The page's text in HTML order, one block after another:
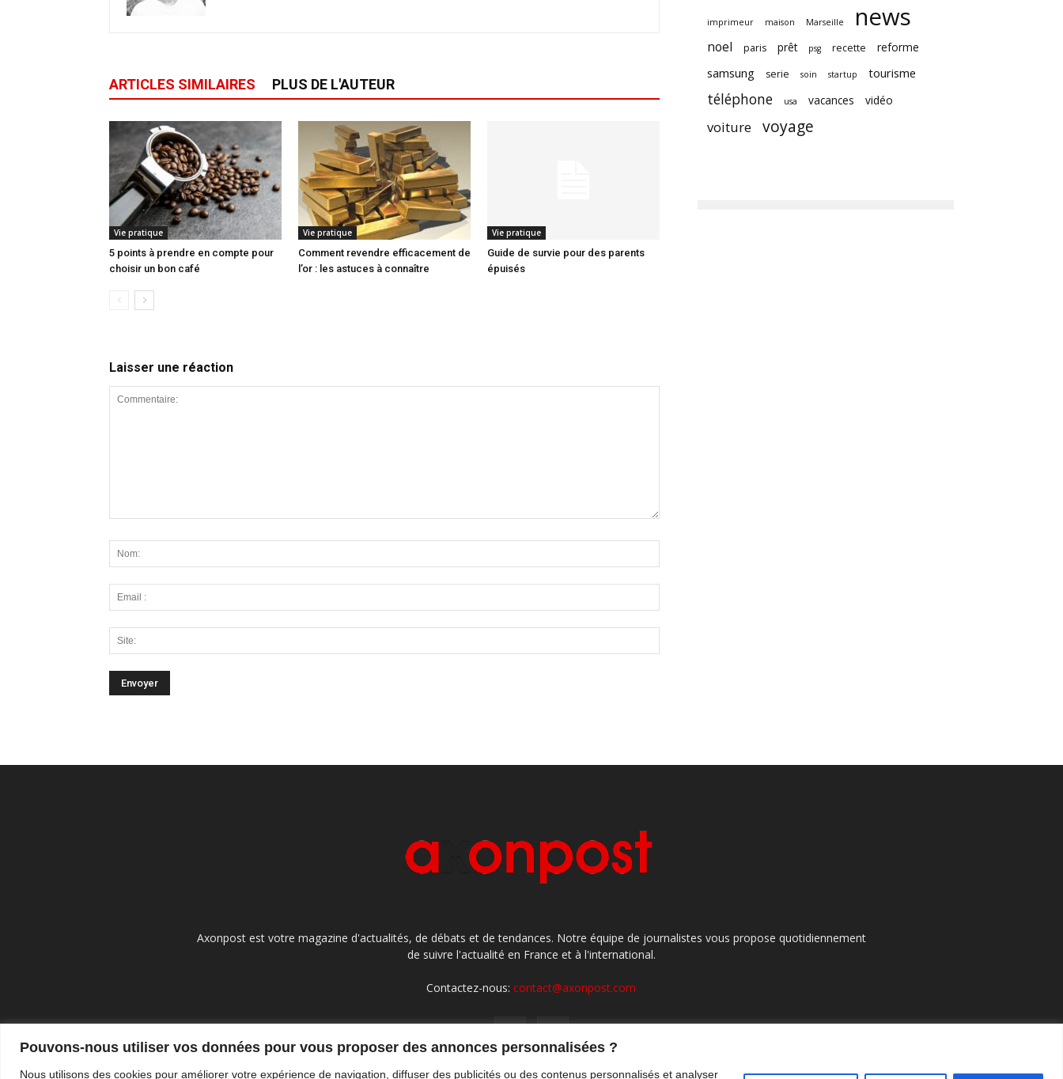
Pouvons-nous utiliser vos données pour vous proposer des annonces personnalisées ?
Nous utilisons des cookies pour améliorer votre expérience de navigation, diffuser des publicités ou des contenus personnalisés et analyser
ARTICLES SIMILAIRES PLUS DE L'AUTEUR
Vie pratique
5 points à prendre en compte pour
choisir un bon café
Vie pratique
Comment revendre efficacement de
l’or : les astuces à connaître
Vie pratique
Guide de survie pour des parents
épuisés
Laisser une réaction
imprimeur maison Marseille news
noel paris prêt psg recette reforme
samsung serie soin startup tourisme
téléphone usa vacances vidéo
voiture voyage
Axonpost est votre magazine d'actualités, de débats et de tendances. Notre équipe de journalistes vous propose quotidiennement
de suivre l'actualité en France et à l'international.
Contactez-nous:contact@axonpost.com